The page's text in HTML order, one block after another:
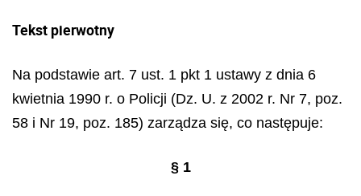
Tekst pierwotny
Na podstawie art. 7 ust. 1 pkt 1 ustawy z dnia 6
kwietnia 1990 r. o Policji (Dz. U. z 2002 r. Nr 7, poz.
58 i Nr 19, poz. 185) zarządza się, co następuje:
§ 1